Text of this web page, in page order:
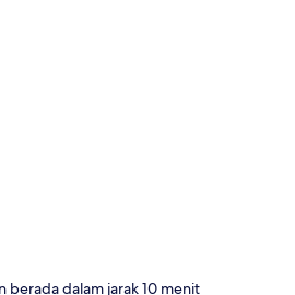
berada dalam jarak 10 menit